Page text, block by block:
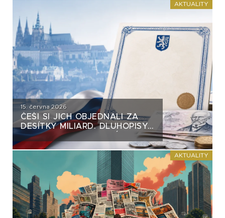
AKTUALITY
15. června 2026
ČEŠI SI JICH OBJEDNALI ZA
DESÍTKY MILIARD. DLUHOPISY
REPUBLIKY NASTAVUJÍ
FIREMNÍM EMISÍM NEPŘÍJEMNÉ
AKTUALITY